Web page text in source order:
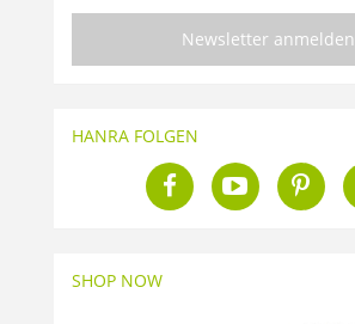
Newsletter anmelden
HANRA FOLGEN
SHOP NOW